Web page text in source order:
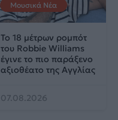
Μουσικά Νέα
Το 18 μέτρων ρομπότ
του Robbie Williams
έγινε το πιο παράξενο
αξιοθέατο της Αγγλίας
07.08.2026